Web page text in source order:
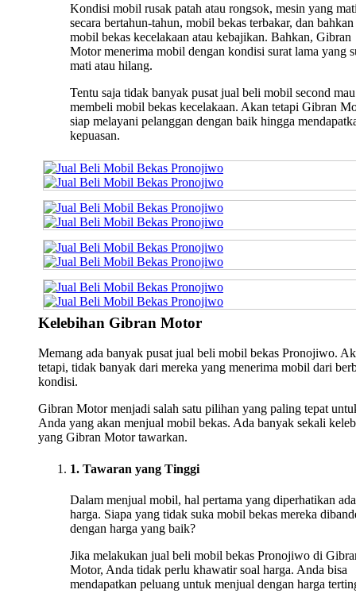
Kondisi mobil rusak patah atau rongsok, mesin yang
secara bertahun-tahun, mobil bekas terbakar, dan bahkan
mobil bekas kecelakaan atau kebajikan. Bahkan, Gibran
Motor menerima mobil dengan kondisi surat lama yang
mati atau hilang.
Tentu saja tidak banyak pusat jual beli mobil second mau
membeli mobil bekas kecelakaan. Akan tetapi Gibran
siap melayani pelanggan dengan baik hingga
kepuasan.
Kelebihan Gibran Motor
Memang ada banyak pusat jual beli mobil bekas Pronojiwo.
tetapi, tidak banyak dari mereka yang menerima mobil dari
kondisi.
Gibran Motor menjadi salah satu pilihan yang paling tepat
Anda yang akan menjual mobil bekas. Ada banyak sekali
yang Gibran Motor tawarkan.
1. Tawaran yang Tinggi
Dalam menjual mobil, hal pertama yang diperhatikan
harga. Siapa yang tidak suka mobil bekas mereka
dengan harga yang baik?
Jika melakukan jual beli mobil bekas Pronojiwo di
Motor, Anda tidak perlu khawatir soal harga. Anda bisa
mendapatkan peluang untuk menjual dengan harga